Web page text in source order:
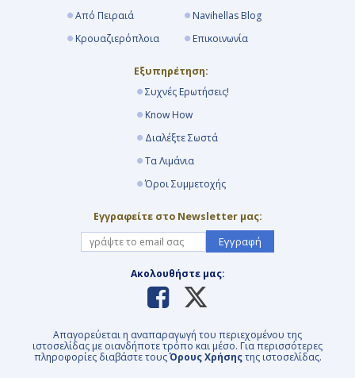
Από Πειραιά
Κρουαζιερόπλοια
Navihellas Blog
Επικοινωνία
Εξυπηρέτηση:
Συχνές Ερωτήσεις!
Know How
Διαλέξτε Σωστά
Τα Λιμάνια
Όροι Συμμετοχής
Εγγραφείτε στο Newsletter μας:
Εγγραφή
Ακολουθήστε μας:
Απαγορεύεται η αναπαραγωγή του περιεχομένου της
ιστοσελίδας με οιανδήποτε τρόπο και μέσο. Για περισσότερες
πληροφορίες διαβάστε τουςΌρους Χρήσηςτης ιστοσελίδας.